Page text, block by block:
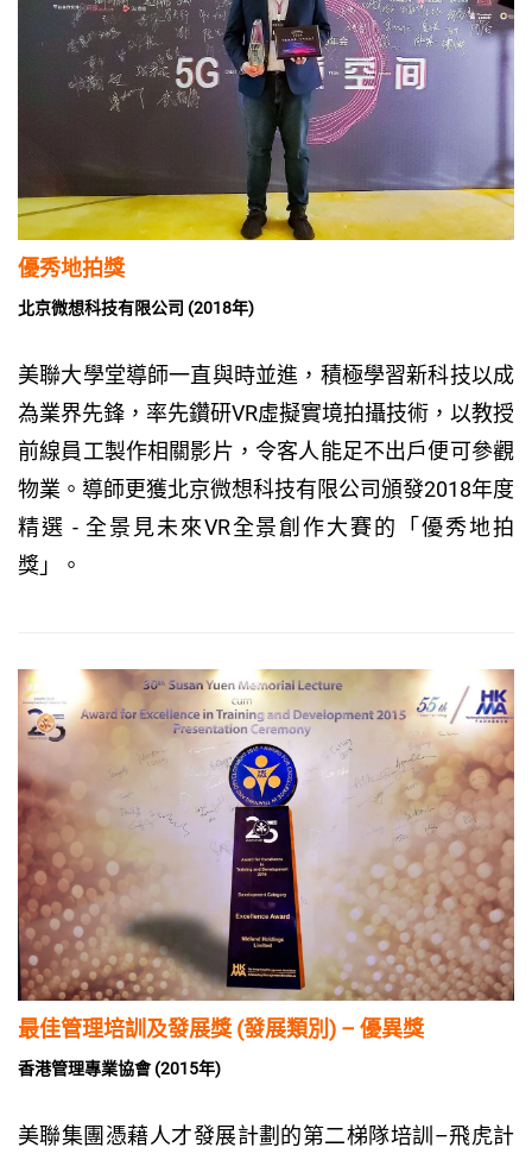
優秀地拍獎
北京微想科技有限公司 (2018年)
美聯大學堂導師一直與時並進，積極學習新科技以成
為業界先鋒，率先鑽研VR虛擬實境拍攝技術，以教授
前線員工製作相關影片，令客人能足不出戶便可參觀
物業。導師更獲北京微想科技有限公司頒發2018年度
精選 - 全景見未來VR全景創作大賽的「優秀地拍
獎」。
最佳管理培訓及發展獎 (發展類別) – 優異獎
香港管理專業協會 (2015年)
美聯集團憑藉人才發展計劃的第二梯隊培訓–飛虎計